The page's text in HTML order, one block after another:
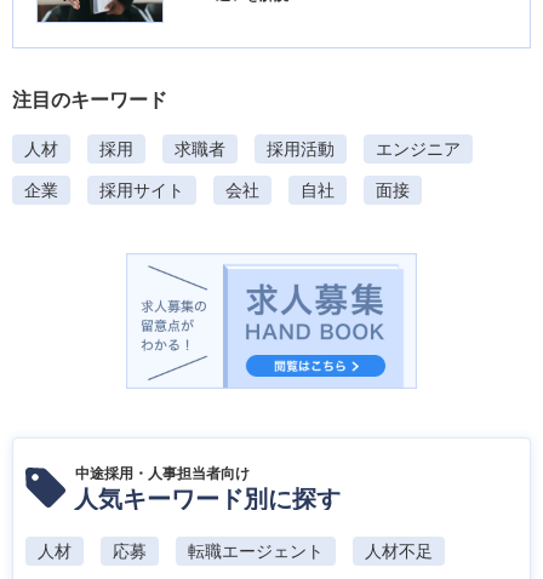
注目のキーワード
人材 採用 求職者 採用活動 エンジニア
企業 採用サイト 会社 自社 面接
人材 応募 転職エージェント 人材不足